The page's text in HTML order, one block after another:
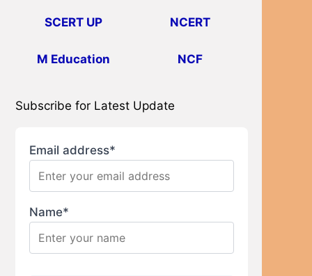
SCERT UP
M Education
NCERT
NCF
Subscribe for Latest Update
Email address*
Name*